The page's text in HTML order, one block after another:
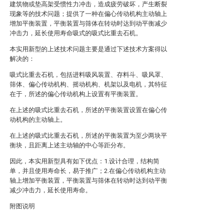
建筑物或垫高架受惯性力冲击，造成疲劳破坏，产生断裂
现象等的技术问题；提供了一种在偏心传动机构主动轴上
增加平衡装置，平衡装置与筛体在转动时达到动平衡减少
冲击力，延长使用寿命吸式的吸式比重去石机。
本实用新型的上述技术问题主要是通过下述技术方案得以
解决的：
吸式比重去石机，包括进料吸风装置、存料斗、吸风罩、
筛体、偏心传动机构、摇动机构、机架以及电机，其特征
在于，所述的偏心传动机构上设置有平衡装置。
在上述的吸式比重去石机，所述的平衡装置设置在偏心传
动机构的主动轴上。
在上述的吸式比重去石机，所述的平衡装置为至少两块平
衡块，且距离上述主动轴的中心等距分布。
因此，本实用新型具有如下优点：1.设计合理，结构简
单，并且使用寿命长，易于推广；2.在偏心传动机构主动
轴上增加平衡装置，平衡装置与筛体在转动时达到动平衡
减少冲击力，延长使用寿命。
附图说明